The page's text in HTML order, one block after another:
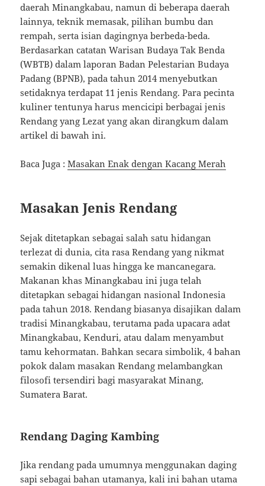
daerah Minangkabau, namun di beberapa daerah
lainnya, teknik memasak, pilihan bumbu dan
rempah, serta isian dagingnya berbeda-beda.
Berdasarkan catatan Warisan Budaya Tak Benda
(WBTB) dalam laporan Badan Pelestarian Budaya
Padang (BPNB), pada tahun 2014 menyebutkan
setidaknya terdapat 11 jenis Rendang. Para pecinta
kuliner tentunya harus mencicipi berbagai jenis
Rendang yang Lezat yang akan dirangkum dalam
artikel di bawah ini.
Baca Juga :Masakan Enak dengan Kacang Merah
Masakan Jenis Rendang
Sejak ditetapkan sebagai salah satu hidangan
terlezat di dunia, cita rasa Rendang yang nikmat
semakin dikenal luas hingga ke mancanegara.
Makanan khas Minangkabau ini juga telah
ditetapkan sebagai hidangan nasional Indonesia
pada tahun 2018. Rendang biasanya disajikan dalam
tradisi Minangkabau, terutama pada upacara adat
Minangkabau, Kenduri, atau dalam menyambut
tamu kehormatan. Bahkan secara simbolik, 4 bahan
pokok dalam masakan Rendang melambangkan
filosofi tersendiri bagi masyarakat Minang,
Sumatera Barat.
Rendang Daging Kambing
Jika rendang pada umumnya menggunakan daging
sapi sebagai bahan utamanya, kali ini bahan utama